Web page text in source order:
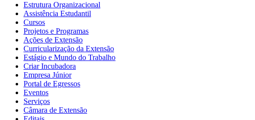
Estrutura Organizacional
Assistência Estudantil
Cursos
Projetos e Programas
Ações de Extensão
Curricularização da Extensão
Estágio e Mundo do Trabalho
Criar Incubadora
Empresa Júnior
Portal de Egressos
Eventos
Serviços
Câmara de Extensão